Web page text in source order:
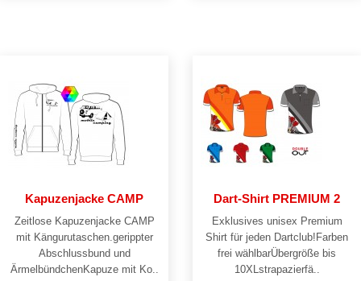
Kapuzenjacke CAMP
Zeitlose Kapuzenjacke CAMP
mit Kängurutaschen.gerippter
Abschlussbund und
ÄrmelbündchenKapuze mit Ko..
Dart-Shirt PREMIUM 2
Exklusives unisex Premium
Shirt für jeden Dartclub!Farben
frei wählbarÜbergröße bis
10XLstrapazierfä..